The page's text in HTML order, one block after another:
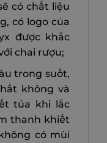
có chất liệu
có logo của
được khắc
chai rượu;
trong suốt,
không và
tủa khi lắc
thanh khiết
có mùi